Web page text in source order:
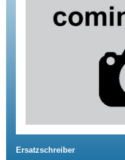
Ersatzschreiber